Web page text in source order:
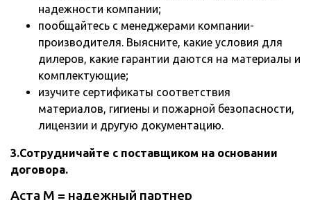
надежности компании;
пообщайтесь с менеджерами компании-
производителя. Выясните, какие условия для
дилеров, какие гарантии даются на материалы и
комплектующие;
изучите сертификаты соответствия
материалов, гигиены и пожарной безопасности,
лицензии и другую документацию.
3.Сотрудничайте с поставщиком на основании
договора.
Аста М = надежный партнер